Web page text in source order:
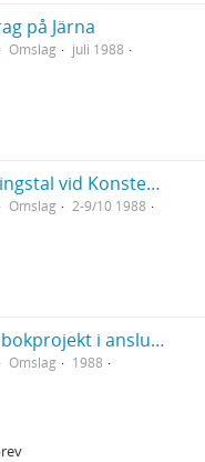
på Järna
Omslag
juli 1988
Manuskript till invigningstal vid Konstens vecka i Strömstad
Omslag
2-9/10 1988
Min bild för livet - ett bokprojekt i anslutning till Cancerfondens Rädda Livet - vecka
Omslag
1988